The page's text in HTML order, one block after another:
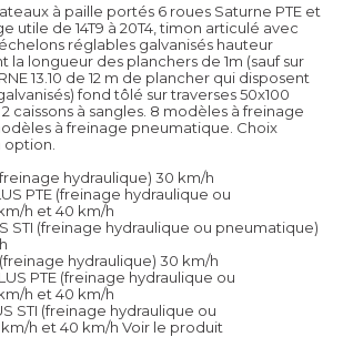
à paille portés 6 roues Saturne PTE et
utile de 14T9 à 20T4, timon articulé avec
réglables galvanisés hauteur
la longueur des planchers de 1m (sauf sur
13.10 de 12 m de plancher qui disposent
fond tôlé sur traverses 50x100
caissons à sangles. 8 modèles à freinage
à freinage pneumatique. Choix
(freinage hydraulique) 30 km/h
PTE (freinage hydraulique ou
h et 40 km/h
STI (freinage hydraulique ou pneumatique)
(freinage hydraulique) 30 km/h
PTE (freinage hydraulique ou
h et 40 km/h
STI (freinage hydraulique ou
h et 40 km/h Voir le produit